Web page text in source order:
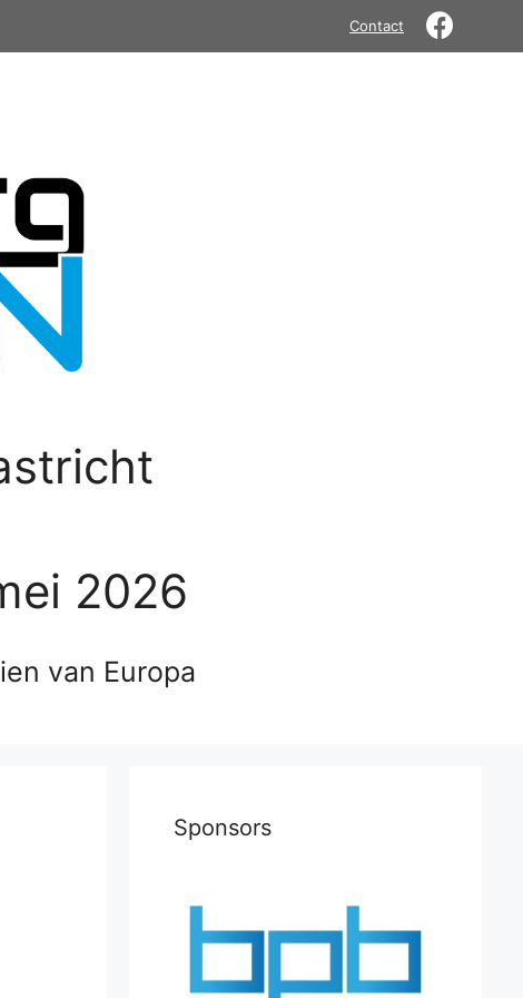
Contact
2026
van Europa
Sponsors